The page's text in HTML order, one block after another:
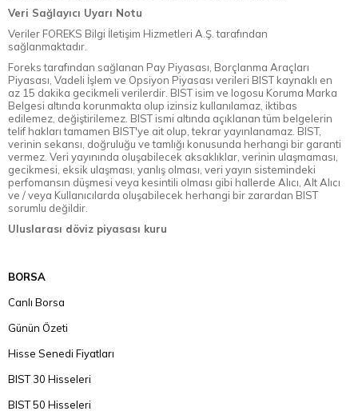
Veri Sağlayıcı Uyarı Notu
Veriler FOREKS Bilgi İletişim Hizmetleri A.Ş. tarafından
sağlanmaktadır.
Foreks tarafından sağlanan Pay Piyasası, Borçlanma Araçları
Piyasası, Vadeli İşlem ve Opsiyon Piyasası verileri BIST kaynaklı en
az 15 dakika gecikmeli verilerdir. BIST isim ve logosu Koruma Marka
Belgesi altında korunmakta olup izinsiz kullanılamaz, iktibas
edilemez, değiştirilemez. BIST ismi altında açıklanan tüm belgelerin
telif hakları tamamen BIST'ye ait olup, tekrar yayınlanamaz. BIST,
verinin sekansı, doğruluğu ve tamlığı konusunda herhangi bir garanti
vermez. Veri yayınında oluşabilecek aksaklıklar, verinin ulaşmaması,
gecikmesi, eksik ulaşması, yanlış olması, veri yayın sistemindeki
perfomansın düşmesi veya kesintili olması gibi hallerde Alıcı, Alt Alıcı
ve / veya Kullanıcılarda oluşabilecek herhangi bir zarardan BIST
sorumlu değildir.
Uluslarası döviz piyasası kuru
BORSA
Canlı Borsa
Günün Özeti
Hisse Senedi Fiyatları
BIST 30 Hisseleri
BIST 50 Hisseleri